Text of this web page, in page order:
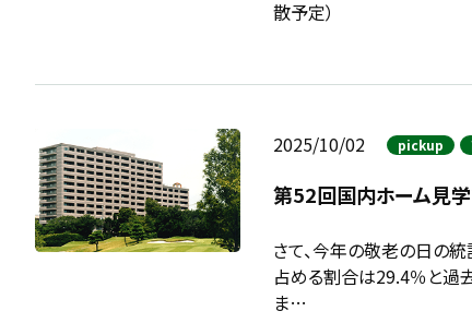
散予定）
2025/10/02 pickup
第52回国内ホーム見
さて、今年の敬老の日の
占める割合は29.4％と過
ま…